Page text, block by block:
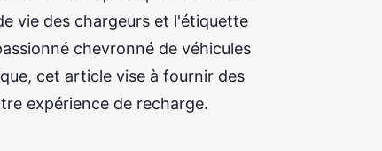
vie des chargeurs et l'étiquette
chevronné de véhicules
cet article vise à fournir des
expérience de recharge.